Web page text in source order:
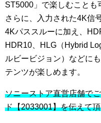
ST5000 」で楽しむことも
さらに、入力された4K信
4Kパススルーに加え、
HDR10、HLG（Hybrid
ルビービジョン）などに
テンツが楽しめます。
ソニーストア直営店舗で
ド【2033001】を伝えて